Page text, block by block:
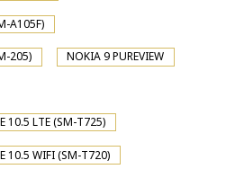
A105F)
205) NOKIA 9 PUREVIEW
10.5 LTE (SM-T725)
10.5 WIFI (SM-T720)